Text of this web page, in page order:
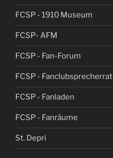
FCSP - 1910 Museum
FCSP- AFM
FCSP - Fan-Forum
FCSP - Fanclubsprecherrat
FCSP - Fanladen
FCSP - Fanräume
St. Depri